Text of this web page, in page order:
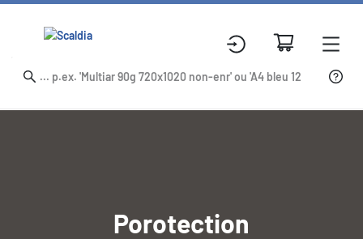
Porotection